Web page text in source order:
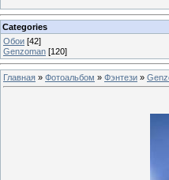
Categories
Обои [42]
Genzoman [120]
Главная » Фотоальбом » Фэнтези »